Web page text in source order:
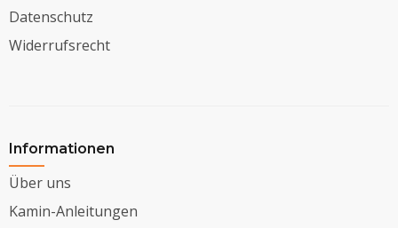
Datenschutz
Widerrufsrecht
Informationen
Über uns
Kamin-Anleitungen